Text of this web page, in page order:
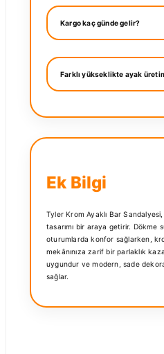
Kargo kaç günde gelir?
Farklı yükseklikte ayak
Ek Bilgi
Tyler Krom Ayaklı Bar
tasarımı bir araya getirir. Dökme
oturumlarda konfor sağlarken,
mekânınıza zarif bir parlaklık
uygundur ve modern, sade
sağlar.